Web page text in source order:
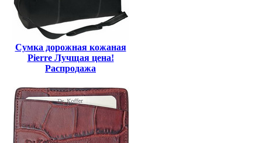
Сумка дорожная кожаная
Pierre Лучщая цена!
Распродажа